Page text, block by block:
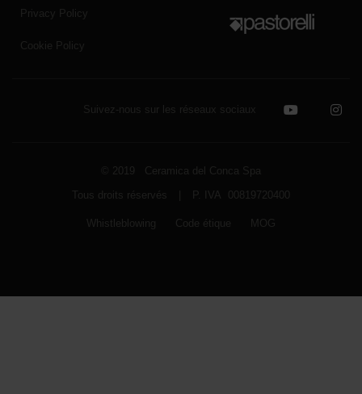
Privacy Policy
Cookie Policy
Suivez-nous sur les réseaux sociaux
© 2019 Ceramica del Conca Spa
Tous droits réservés
P. IVA 00819720400
Whistleblowing Code étique MOG